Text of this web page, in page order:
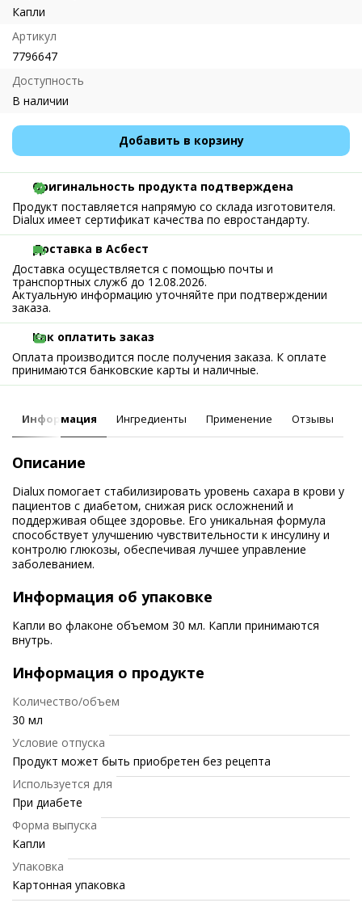
Капли
Артикул
7796647
Доступность
В наличии
Добавить в корзину
Оригинальность продукта подтверждена
Продукт поставляется напрямую со склада изготовителя.
Dialux имеет сертификат качества по евростандарту.
Доставка в Асбест
Доставка осуществляется с помощью почты и
транспортных служб до 12.08.2026.
Актуальную информацию уточняйте при подтверждении
заказа.
Как оплатить заказ
Оплата производится после получения заказа. К оплате
принимаются банковские карты и наличные.
Информация Ингредиенты Применение Отзывы
Описание
Dialux помогает стабилизировать уровень сахара в крови у
пациентов с диабетом, снижая риск осложнений и
поддерживая общее здоровье. Его уникальная формула
способствует улучшению чувствительности к инсулину и
контролю глюкозы, обеспечивая лучшее управление
заболеванием.
Информация об упаковке
Капли во флаконе объемом 30 мл. Капли принимаются
внутрь.
Информация о продукте
Количество/объем
30 мл
Условие отпуска
Продукт может быть приобретен без рецепта
Используется для
При диабете
Форма выпуска
Капли
Упаковка
Картонная упаковка